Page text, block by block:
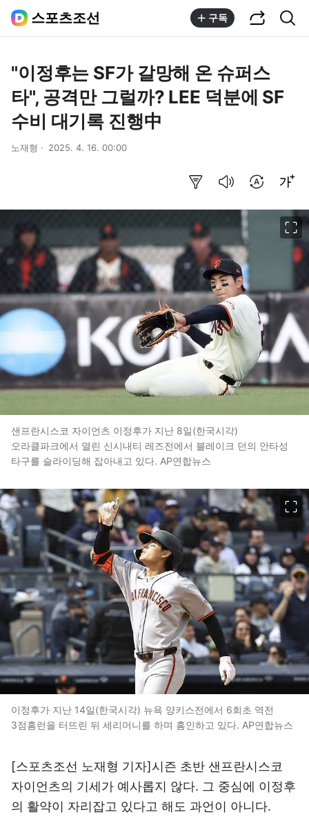
스포츠조선 구독
"이정후는 SF가 갈망해 온 슈퍼스
타", 공격만 그럴까? LEE 덕분에 SF
수비 대기록 진행中
노재형 2025. 4. 16. 00:00
샌프란시스코 자이언츠 이정후가 지난 8일(한국시각)
오라클파크에서 열린 신시내티 레즈전에서 블레이크 던의 안타성
타구를 슬라이딩해 잡아내고 있다. AP연합뉴스
이정후가 지난 14일(한국시각) 뉴욕 양키스전에서 6회초 역전
3점홈런을 터뜨린 뒤 세리머니를 하며 홈인하고 있다. AP연합뉴스
[스포츠조선 노재형 기자]시즌 초반 샌프란시스코
자이언츠의 기세가 예사롭지 않다. 그 중심에 이정후
의 활약이 자리잡고 있다고 해도 과언이 아니다.